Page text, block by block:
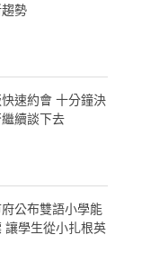
勢
速約會 十分鐘決
續談下去
公布雙語小學能
讓學生從小扎根英